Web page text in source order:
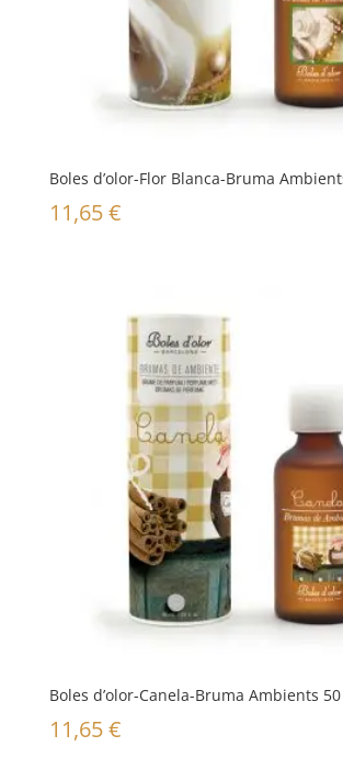
Boles d’olor-Flor Blanca-Bruma
11,65€
Boles d’olor-Canela-Bruma Ambients
11,65€